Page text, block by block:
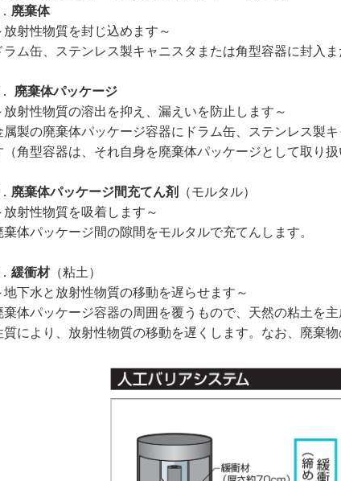
廃棄体
放射性物質を封じ込めます～
ラム缶、ステンレス製キャニスタまたは角型容器に封入ま
廃棄体パッケージ
放射性物質の溶出を抑え、漏えいを防止します～
属製の廃棄体パッケージ容器にドラム缶、ステンレス製
（角型容器は、それ自身を廃棄体パッケージとして取り
廃棄体パッケージ間充てん剤
（モルタル）
放射性物質を吸着します～
棄体パッケージ間の隙間をモルタルで充てんします。
緩衝材（粘土）
地下水と放射性物質の移動を遅らせます～
棄体パッケージ容器の周囲を覆うもので、天然の粘土を
質により、放射性物質の移動を遅くします。なお、廃棄